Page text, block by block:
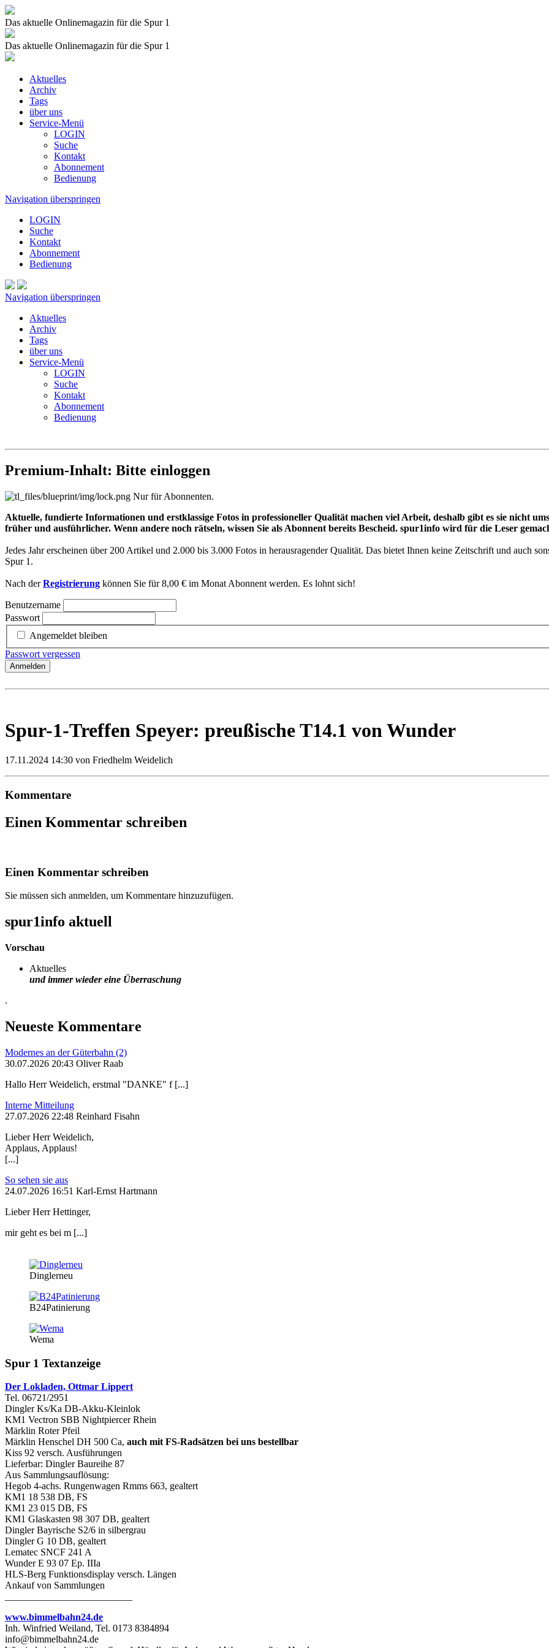
Das aktuelle Onlinemagazin für die Spur 1
Das aktuelle Onlinemagazin für die Spur 1
Aktuelles
Archiv
Tags
über uns
Service-Menü
LOGIN
Suche
Kontakt
Abonnement
Bedienung
Navigation überspringen
LOGIN
Suche
Kontakt
Abonnement
Bedienung
Navigation überspringen
Aktuelles
Archiv
Tags
über uns
Service-Menü
LOGIN
Suche
Kontakt
Abonnement
Bedienung
Premium-Inhalt: Bitte einloggen
Nur für Abonnenten.
Aktuelle, fundierte Informationen und erstklassige Fotos in professioneller Qualität machen viel Arbeit, deshalb gibt es sie nicht
früher und ausführlicher. Wenn andere noch rätseln, wissen Sie als Abonnent bereits Bescheid. spur1info wird für die Leser
Jedes Jahr erscheinen über 200 Artikel und 2.000 bis 3.000 Fotos in herausragender Qualität. Das bietet Ihnen keine Zeitschrift und auch
Spur 1.
Nach derRegistrierung können Sie für 8,00 € im Monat Abonnent werden. Es lohnt sich!
Benutzername
Passwort
Angemeldet bleiben
Passwort vergessen
Anmelden
Spur-1-Treffen Speyer: preußische T14.1 von Wunder
17.11.2024 14:30 von Friedhelm Weidelich
Kommentare
Einen Kommentar schreiben
Einen Kommentar schreiben
Sie müssen sich anmelden, um Kommentare hinzuzufügen.
spur1info aktuell
Vorschau
Aktuelles
und immer wieder eine Überraschung
.
Neueste Kommentare
Modernes an der Güterbahn (2)
30.07.2026 20:43 Oliver Raab
Hallo Herr Weidelich, erstmal "DANKE" f [...]
Interne Mitteilung
27.07.2026 22:48 Reinhard Fisahn
Lieber Herr Weidelich,
Applaus, Applaus!
[...]
So sehen sie aus
24.07.2026 16:51 Karl-Ernst Hartmann
Lieber Herr Hettinger,
mir geht es bei m [...]
Dinglerneu
B24Patinierung
Wema
Spur 1 Textanzeige
Der Lokladen, Ottmar Lippert
Tel. 06721/2951
Dingler Ks/Ka DB-Akku-Kleinlok
KM1 Vectron SBB Nightpiercer Rhein
Märklin Roter Pfeil
Märklin Henschel DH 500 Ca, auch mit FS-Radsätzen bei uns bestellbar
Kiss 92 versch. Ausführungen
Lieferbar: Dingler Baureihe 87
Aus Sammlungsauflösung:
Hegob 4-achs. Rungenwagen Rmms 663, gealtert
KM1 18 538 DB, FS
KM1 23 015 DB, FS
KM1 Glaskasten 98 307 DB, gealtert
Dingler Bayrische S2/6 in silbergrau
Dingler G 10 DB, gealtert
Lematec SNCF 241 A
Wunder E 93 07 Ep. IIIa
HLS-Berg Funktionsdisplay versch. Längen
Ankauf von Sammlungen
www.bimmelbahn24.de
Inh. Winfried Weiland, Tel. 0173 8384894
info@bimmelbahn24.de